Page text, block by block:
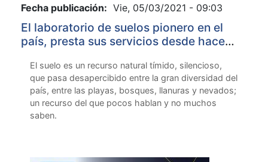
Fecha publicación: Vie, 05/03/2021 - 09:03
El laboratorio de suelos pionero en el
país, presta sus servicios desde hace
El suelo es un recurso natural tímido, silencioso,
que pasa desapercibido entre la gran diversidad del
país, entre las playas, bosques, llanuras y nevados;
un recurso del que pocos hablan y no muchos
saben.